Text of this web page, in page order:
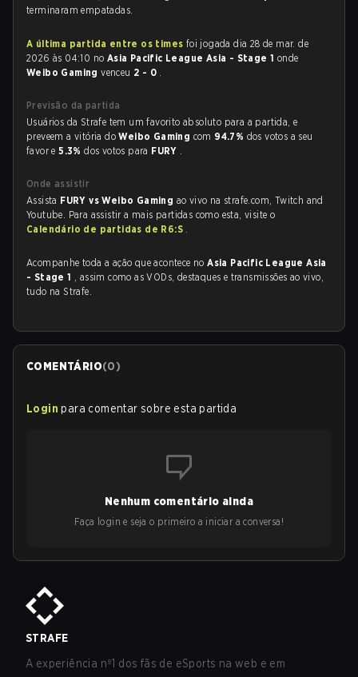
terminaram empatadas.
A última partida entre os times foi jogada dia 28 de mar. de
2026 às 04:10 no Asia Pacific League Asia - Stage 1 onde
Weibo Gamingvenceu 2 - 0 .
Previsão da partida
Usuários da Strafe tem um favorito absoluto para a partida, e
preveem a vitória doWeibo Gaming com 94.7% dos votos a seu
favor e5.3%dos votos para FURY .
Onde assistir
Assista FURY vs Weibo Gaming ao vivo na strafe.com, Twitch and
Youtube. Para assistir a mais partidas como esta, visite o
Calendário de partidas de R6:S .
Acompanhe toda a ação que acontece noAsia Pacific League Asia
- Stage 1 , assim como as VODs, destaques e transmissões ao vivo,
tudo na Strafe.
COMENTÁRIO(0)
Login para comentar sobre esta partida
Nenhum comentário ainda
Faça login e seja o primeiro a iniciar a conversa!
STRAFE
A experiência nº1 dos fãs de eSports na web e em